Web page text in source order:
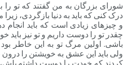
شورای بزرگان به من گفتند که تو را
درک کنی که باید به دنیا بازگردی،
و چیزهای زیادی است که باید انجام
چقدر تو را دوست داریم و تو نیز
باشی. اولین مرگ تو به این خاطر
ولی باید این عشق به خویشتن را درون